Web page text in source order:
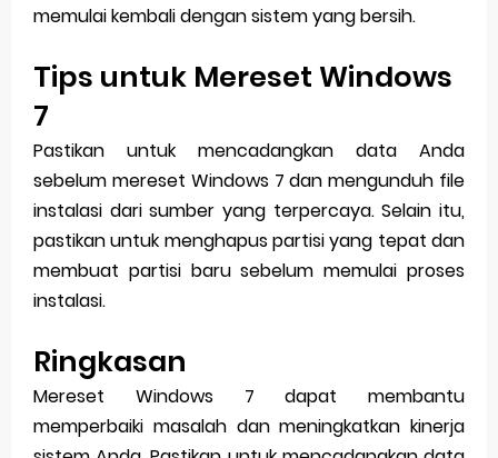
memulai kembali dengan sistem yang bersih.
Tips untuk Mereset Windows
7
Pastikan untuk mencadangkan data Anda
sebelum mereset Windows 7 dan mengunduh file
instalasi dari sumber yang terpercaya. Selain itu,
pastikan untuk menghapus partisi yang tepat dan
membuat partisi baru sebelum memulai proses
instalasi.
Ringkasan
Mereset Windows 7 dapat membantu
memperbaiki masalah dan meningkatkan kinerja